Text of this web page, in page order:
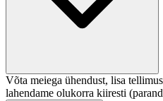
Võta meiega ühendust, lisa
lahendame olukorra kiiresti